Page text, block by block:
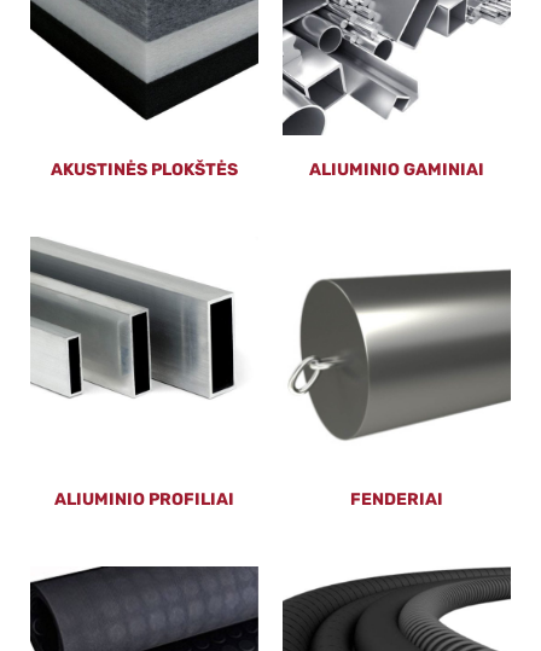
AKUSTINĖS PLOKŠTĖS ALIUMINIO GAMINIAI
ALIUMINIO PROFILIAI FENDERIAI